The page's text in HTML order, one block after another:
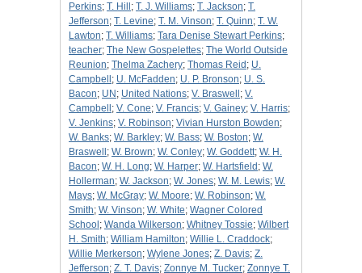
Perkins; T. Hill ; T. J. Williams; T. Jackson; T.
Jefferson; T. Levine; T. M. Vinson; T. Quinn; T. W.
Lawton; T. Williams; Tara Denise Stewart Perkins;
teacher; The New Gospelettes; The World Outside
Reunion; Thelma Zachery; Thomas Reid ; U.
Campbell ; U. McFadden; U. P. Bronson; U. S.
Bacon; UN ; United Nations; V. Braswell ; V.
Campbell ; V. Cone; V. Francis; V. Gainey; V. Harris;
V. Jenkins; V. Robinson; Vivian Hurston Bowden;
W. Banks; W. Barkley; W. Bass; W. Boston; W.
Braswell ; W. Brown; W. Conley; W. Goddett; W. H.
Bacon; W. H. Long; W. Harper; W. Hartsfield ; W.
Hollerman; W. Jackson; W. Jones; W. M. Lewis; W.
Mays; W. McGray; W. Moore; W. Robinson; W.
Smith; W. Vinson; W. White; Wagner Colored
School ; Wanda Wilkerson; Whitney Tossie; Wilbert
H. Smith; William Hamilton; Willie L. Craddock;
Willie Merkerson; Wylene Jones; Z. Davis; Z.
Jefferson; Z. T. Davis; Zonnye M. Tucker; Zonnye T.